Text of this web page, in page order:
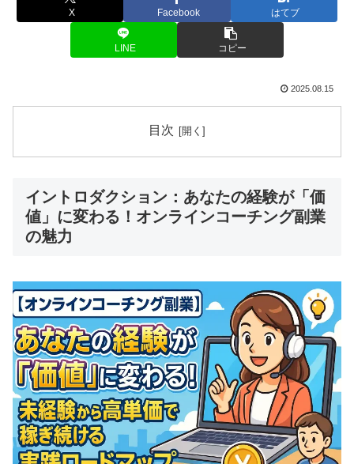
X Facebook はてブ
LINE コピー
2025.08.15
目次
イントロダクション：あなたの経験が「価
値」に変わる！オンラインコーチング副業
の魅力